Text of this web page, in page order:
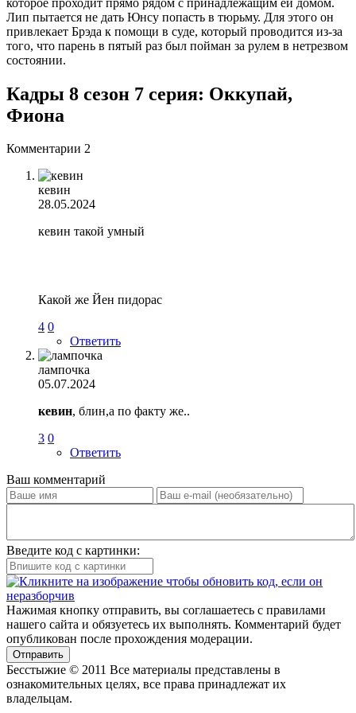
Лип пытается не дать Юнсу попасть в тюрьму. Для этого он
привлекает Брэда к помощи в суде, который проводится из-за
того, что парень в пятый раз был пойман за рулем в нетрезвом
состоянии.
Кадры 8 сезон 7 серия: Оккупай,
Фиона
Комментарии 2
кевин
28.05.2024
кевин такой умный
Какой же Йен пидорас
4 0
Ответить
лампочка
05.07.2024
кевин, блин,а по факту же..
3 0
Ответить
Ваш комментарий
Введите код с картинки:
Нажимая кнопку отправить, вы соглашаетесь с правилами
нашего сайта и обязуетесь их выполнять. Комментарий будет
опубликован после прохождения модерации.
Отправить
Бесстыжие © 2011 Все материалы представлены в
ознакомительных целях, все права принадлежат их
владельцам.